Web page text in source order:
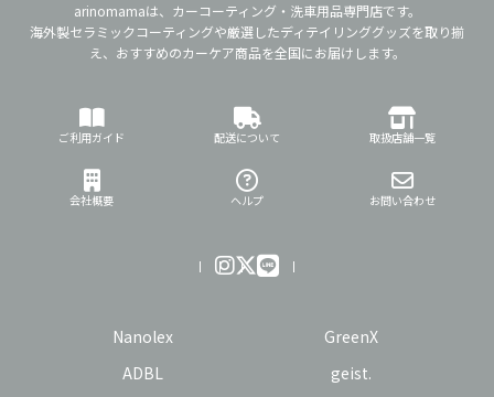
arinomamaは、カーコーティング・洗車用品専門店です。
海外製セラミックコーティングや厳選したディテイリンググッズを取り揃
え、おすすめのカーケア商品を全国にお届けします。
ご利用ガイド 配送について 取扱店舗一覧
会社概要 ヘルプ お問い合わせ
Nanolex
GreenX
ADBL
geist.